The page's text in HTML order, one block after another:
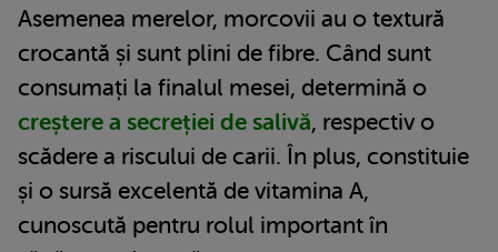
Asemenea merelor, morcovii au o textură
crocantă și sunt plini de fibre. Când sunt
consumați la finalul mesei, determină o
creștere a secreției de salivă, respectiv o
scădere a riscului de carii. În plus, constituie
și o sursă excelentă de vitamina A,
cunoscută pentru rolul important în